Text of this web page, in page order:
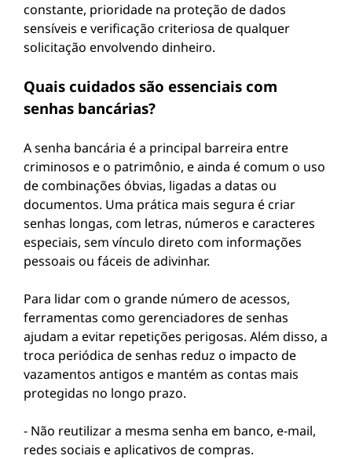
constante, prioridade na proteção de dados
sensíveis e verificação criteriosa de qualquer
solicitação envolvendo dinheiro.
Quais cuidados são essenciais com
senhas bancárias?
A senha bancária é a principal barreira entre
criminosos e o patrimônio, e ainda é comum o uso
de combinações óbvias, ligadas a datas ou
documentos. Uma prática mais segura é criar
senhas longas, com letras, números e caracteres
especiais, sem vínculo direto com informações
pessoais ou fáceis de adivinhar.
Para lidar com o grande número de acessos,
ferramentas como gerenciadores de senhas
ajudam a evitar repetições perigosas. Além disso, a
troca periódica de senhas reduz o impacto de
vazamentos antigos e mantém as contas mais
protegidas no longo prazo.
- Não reutilizar a mesma senha em banco, e-mail,
redes sociais e aplicativos de compras.